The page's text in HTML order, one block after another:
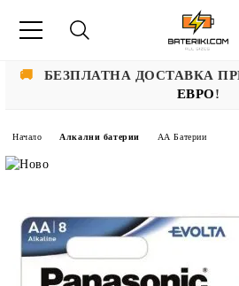
🚚 БЕЗПЛАТНА ДОСТАВКА
ЕВРО!
Начало Алкални батерии АА Батерии